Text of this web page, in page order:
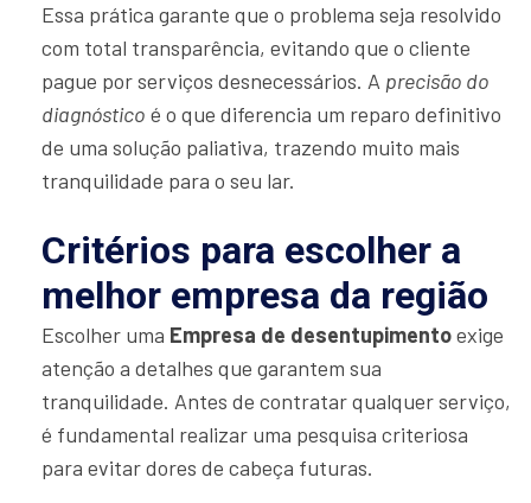
Essa prática garante que o problema seja resolvido
com total transparência, evitando que o cliente
pague por serviços desnecessários. A precisão do
diagnóstico é o que diferencia um reparo definitivo
de uma solução paliativa, trazendo muito mais
tranquilidade para o seu lar.
Critérios para escolher a
melhor empresa da região
Escolher uma Empresa de desentupimentoexige
atenção a detalhes que garantem sua
tranquilidade. Antes de contratar qualquer serviço,
é fundamental realizar uma pesquisa criteriosa
para evitar dores de cabeça futuras.